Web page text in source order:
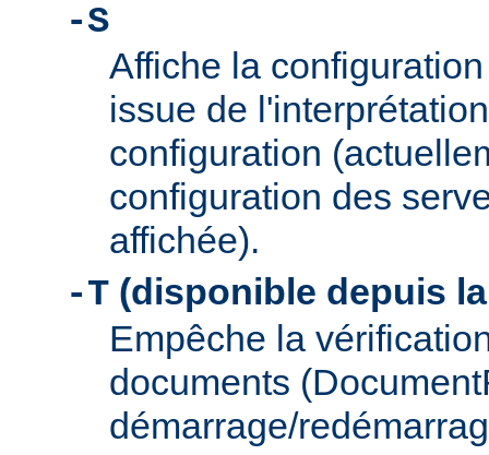
-S
Affiche la
issue de
configuration
configuration des
affichée).
-T (disponible depuis
Empêche la
documents
démarrage/